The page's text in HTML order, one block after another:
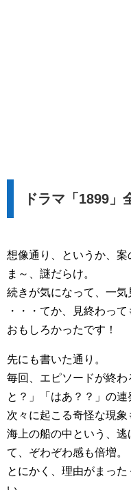
ドラマ「1899」
想像通り、というか、案
ま～、謎だらけ。
続きが気になって、一気
・・・てか、見終わっ
おもしろかったです！
先にも書いた通り。
毎回、エピソードが終
と？」「はあ？？」の連
次々に起こる奇怪な現象
海上の船の中という、
て、ぞわぞわ感も倍増。
とにかく、理由がまっ